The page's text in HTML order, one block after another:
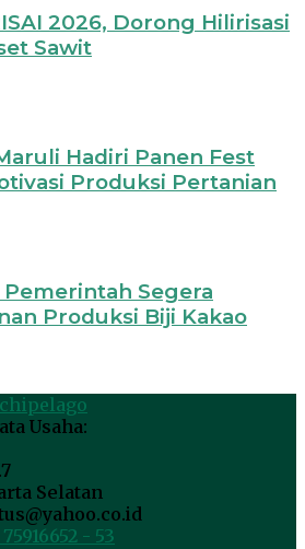
2026, Dorong Hilirisasi
Sawit
Hadiri Panen Fest
Produksi Pertanian
Segera
Produksi Biji Kakao
Usaha:
Selatan
- 53